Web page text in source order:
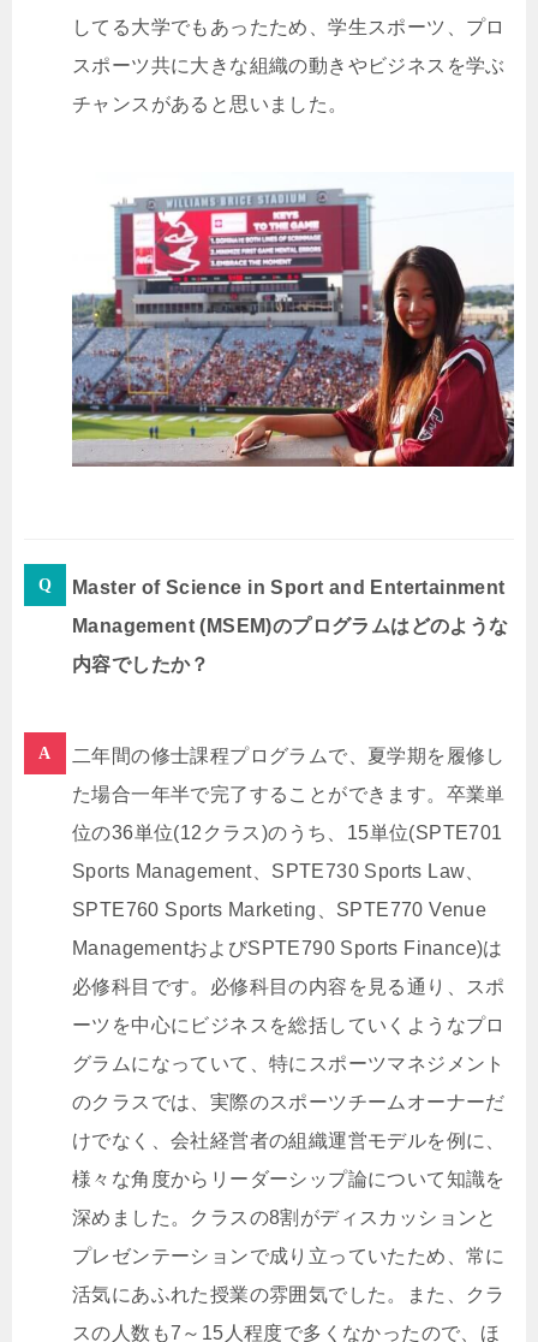
してる大学でもあったため、学生スポーツ、プロ
スポーツ共に大きな組織の動きやビジネスを学ぶ
チャンスがあると思いました。
Master of Science in Sport and Entertainment
Management (MSEM)のプログラムはどのような
内容でしたか？
二年間の修士課程プログラムで、夏学期を履修し
た場合一年半で完了することができます。卒業単
位の36単位(12クラス)のうち、15単位(SPTE701
Sports Management、SPTE730 Sports Law、
SPTE760 Sports Marketing、SPTE770 Venue
ManagementおよびSPTE790 Sports Finance)は
必修科目です。必修科目の内容を見る通り、スポ
ーツを中心にビジネスを総括していくようなプロ
グラムになっていて、特にスポーツマネジメント
のクラスでは、実際のスポーツチームオーナーだ
けでなく、会社経営者の組織運営モデルを例に、
様々な角度からリーダーシップ論について知識を
深めました。クラスの8割がディスカッションと
プレゼンテーションで成り立っていたため、常に
活気にあふれた授業の雰囲気でした。また、クラ
スの人数も7～15人程度で多くなかったので、ほ